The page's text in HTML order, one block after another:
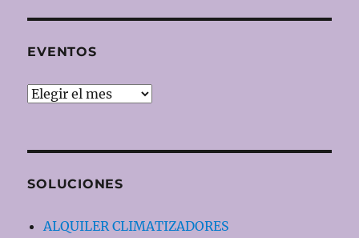
EVENTOS
EVENTOS
SOLUCIONES
ALQUILER CLIMATIZADORES